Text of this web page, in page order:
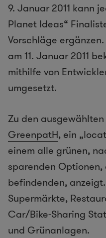
9. Januar 2011 kann
Planet Ideas“
Vorschläge
am 11. Januar 2011
mithilfe von
umgesetzt.
Zu den
GreenpatH, ein
einem alle grünen,
sparenden
befindenden,
Supermärkte,
Car/Bike-Sharing
und Grünanlagen.